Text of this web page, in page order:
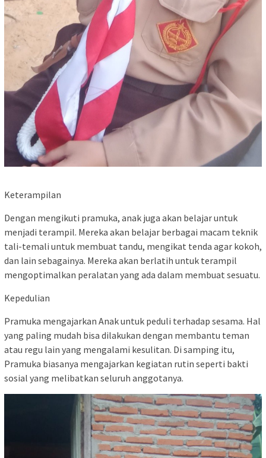
Keterampilan
Dengan mengikuti pramuka, anak juga akan belajar untuk
menjadi terampil. Mereka akan belajar berbagai macam teknik
tali-temali untuk membuat tandu, mengikat tenda agar kokoh,
dan lain sebagainya. Mereka akan berlatih untuk terampil
mengoptimalkan peralatan yang ada dalam membuat sesuatu.
Kepedulian
Pramuka mengajarkan Anak untuk peduli terhadap sesama. Hal
yang paling mudah bisa dilakukan dengan membantu teman
atau regu lain yang mengalami kesulitan. Di samping itu,
Pramuka biasanya mengajarkan kegiatan rutin seperti bakti
sosial yang melibatkan seluruh anggotanya.